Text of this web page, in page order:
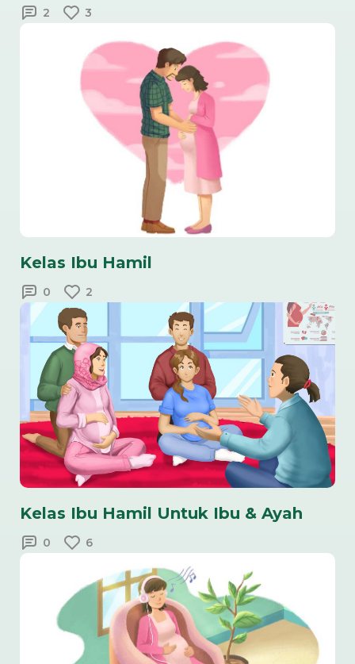
2 3
Kelas Ibu Hamil
0 2
Kelas Ibu Hamil Untuk Ibu & Ayah
0 6